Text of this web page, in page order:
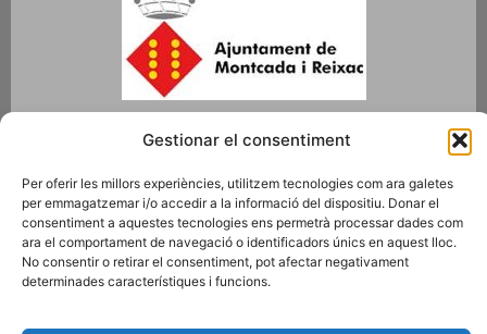
Gestionar el consentiment
Per oferir les millors experiències, utilitzem tecnologies com ara galetes
per emmagatzemar i/o accedir a la informació del dispositiu. Donar el
consentiment a aquestes tecnologies ens permetrà processar dades com
ara el comportament de navegació o identificadors únics en aquest lloc.
No consentir o retirar el consentiment, pot afectar negativament
determinades característiques i funcions.
Membres de:
Fes-te Soci